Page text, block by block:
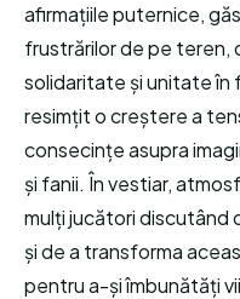
afirmațiile puternice,
frustrărilor de pe
solidaritate și unitate în
resimțit o creștere a
consecințe asupra
și fanii. În vestiar,
mulți jucători discutând
și de a transforma
pentru a-și îmbunătăți